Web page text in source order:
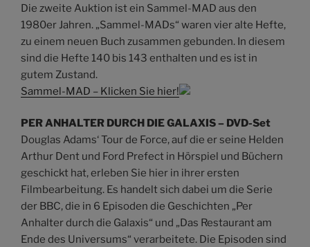
Die zweite Auktion ist ein Sammel-MAD aus den
1980er Jahren. „Sammel-MADs“ waren vier alte Hefte,
zu einem neuen Buch zusammen gebunden. In diesem
sind die Hefte 140 bis 143 enthalten und es ist in
gutem Zustand.
Sammel-MAD – Klicken Sie hier!
PER ANHALTER DURCH DIE GALAXIS – DVD-Set
Douglas Adams‘ Tour de Force, auf die er seine Helden
Arthur Dent und Ford Prefect in Hörspiel und Büchern
geschickt hat, erleben Sie hier in ihrer ersten
Filmbearbeitung. Es handelt sich dabei um die Serie
der BBC, die in 6 Episoden die Geschichten „Per
Anhalter durch die Galaxis“ und „Das Restaurant am
Ende des Universums“ verarbeitete. Die Episoden sind